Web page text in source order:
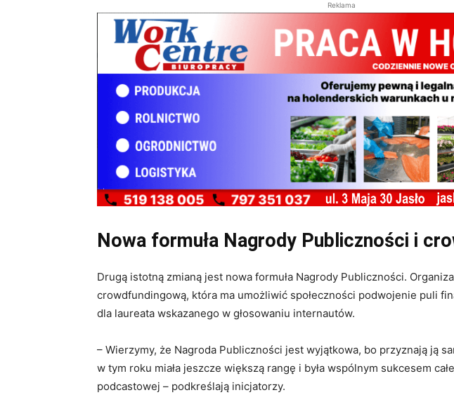
Reklama
Nowa formuła Nagrody Publiczności i
Drugą istotną zmianą jest nowa formuła Nagrody Publiczności.
crowdfundingową, która ma umożliwić społeczności podwojenie puli
dla laureata wskazanego w głosowaniu internautów.
– Wierzymy, że Nagroda Publiczności jest wyjątkowa, bo przyznają ją
w tym roku miała jeszcze większą rangę i była wspólnym sukcesem
podcastowej – podkreślają inicjatorzy.